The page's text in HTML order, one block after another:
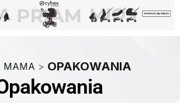
MAMA > OPAKOWANIA